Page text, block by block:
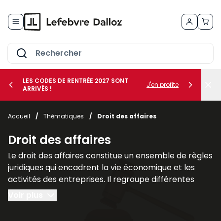
le sous-menu Vos métiers
le sous-menu Vos besoins
LES CODES DE RENTRÉE 2027 SONT
ARRIVÉS !
J'en profite
Accueil / Thématiques / Droit des affaires
Droit des affaires
Le droit des affaires constitue un ensemble de règles
juridiques qui encadrent la vie économique et les
activités des entreprises. Il regroupe différentes
branches du droit qui interviennent dans la création,
la gestion et la protection des sociétés ainsi que